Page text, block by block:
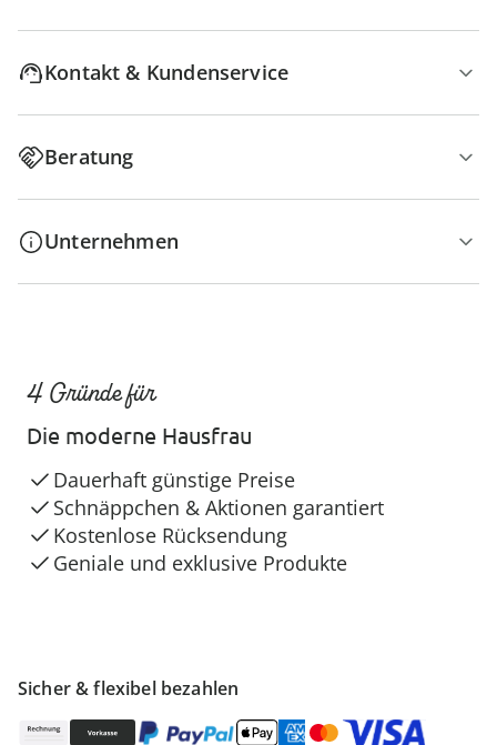
Kontakt & Kundenservice
Beratung
Unternehmen
Sicher & flexibel bezahlen
4 Gründe für
Die moderne Hausfrau
Dauerhaft günstige Preise
Schnäppchen & Aktionen garantiert
Kostenlose Rücksendung
Geniale und exklusive Produkte